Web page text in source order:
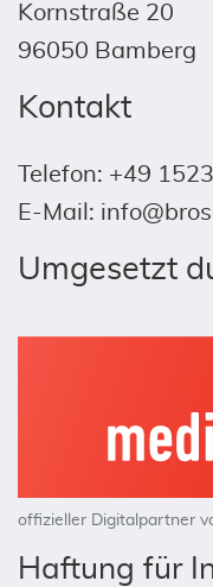
Kornstraße 20
96050 Bamberg
Kontakt
Telefon: +49
E-Mail:
Umgesetzt
offizieller Digitalpartner
Haftung für